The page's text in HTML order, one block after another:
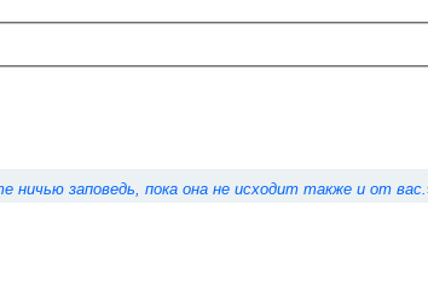
ничью заповедь, пока она не исходит также и от вас.